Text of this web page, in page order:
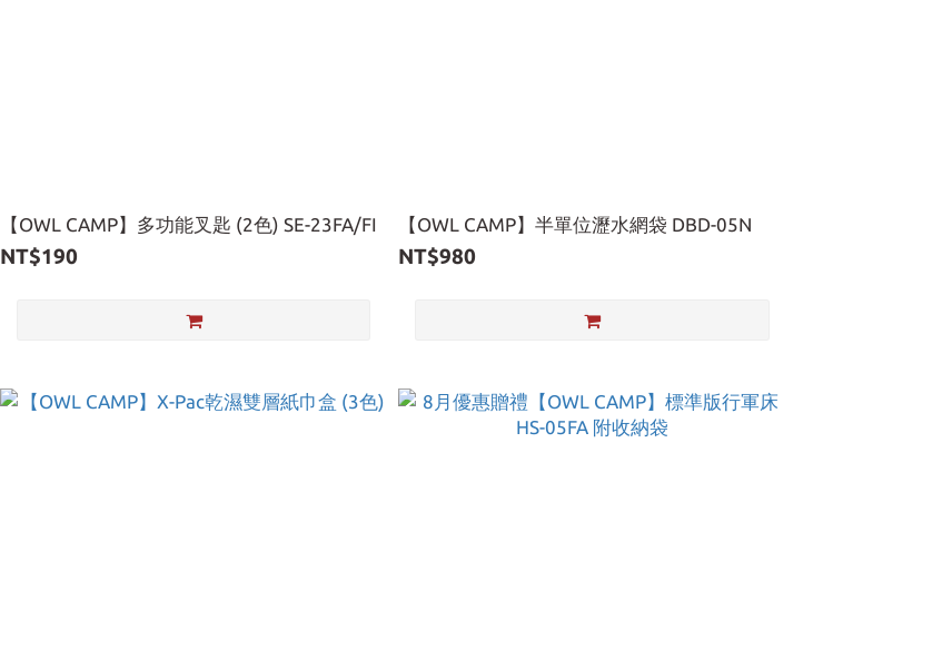
【OWL CAMP】多功能叉匙 (2色) SE-23FA/FI
NT$190
【OWL CAMP】半單位瀝水網袋 DBD-05N
NT$980